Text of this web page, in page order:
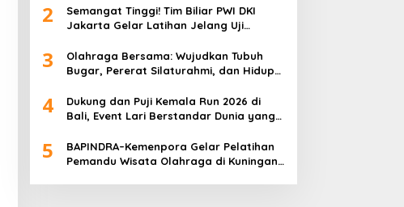
2
Semangat Tinggi! Tim Biliar PWI DKI
Jakarta Gelar Latihan Jelang Uji
3
Olahraga Bersama: Wujudkan Tubuh
Bugar, Pererat Silaturahmi, dan Hidup
4
Dukung dan Puji Kemala Run 2026 di
Bali, Event Lari Berstandar Dunia yang
5
BAPINDRA–Kemenpora Gelar Pelatihan
Pemandu Wisata Olahraga di Kuningan